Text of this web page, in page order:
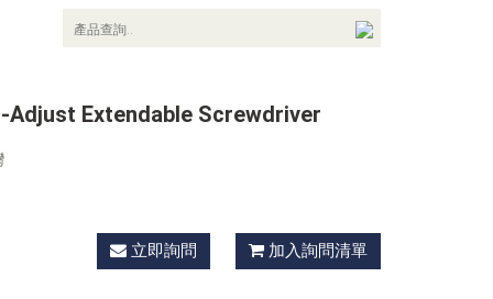
Adjust Extendable Screwdriver
立即詢問 加入詢問清單